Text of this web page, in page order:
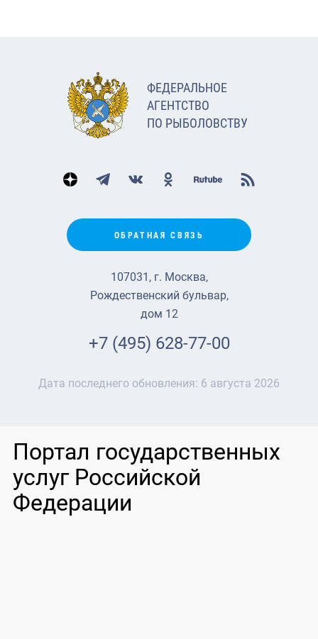
ФЕДЕРАЛЬНОЕ
АГЕНТСТВО
ПО РЫБОЛОВСТВУ
ОБРАТНАЯ СВЯЗЬ
107031, г. Москва,
Рождественский бульвар,
дом 12
+7 (495) 628-77-00
Дата последнего обновления: 6 августа 2026
Портал государственных
услуг Российской
Федерации